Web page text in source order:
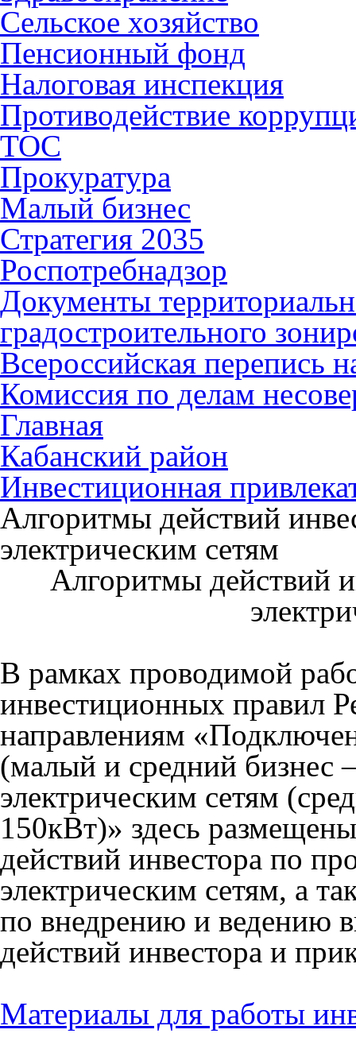
Сельское хозяйство
Пенсионный фонд
Налоговая инспекция
Противодействие
ТОС
Прокуратура
Малый бизнес
Стратегия 2035
Роспотребнадзор
Документы
градостроительного
Всероссийская перепись
Комиссия по делам
Главная
Кабанский район
Инвестиционная
Алгоритмы действий
электрическим сетям
Алгоритмы действий
В рамках проводимой
инвестиционных правил
направлениям
(малый и средний бизнес
электрическим сетям
150кВт)» здесь
действий инвестора по
электрическим сетям, а
по внедрению и ведению
действий инвестора и
Материалы для работы